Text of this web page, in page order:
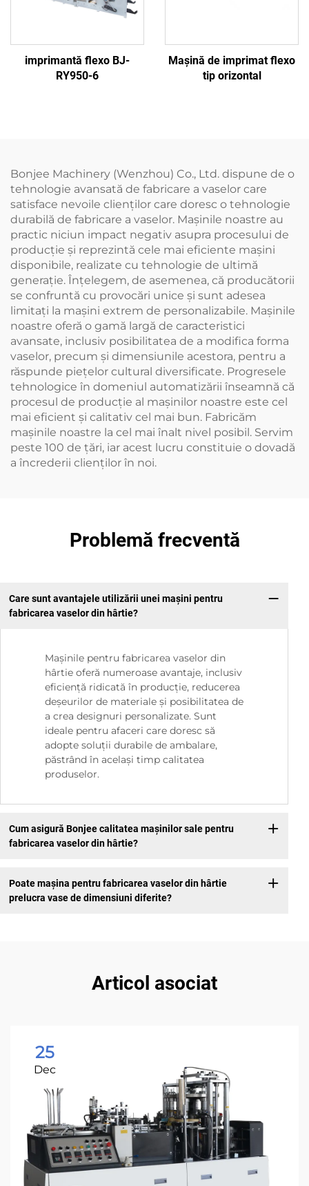
imprimantă flexo BJ-
RY950-6
Mașină de imprimat flexo
tip orizontal
Bonjee Machinery (Wenzhou) Co., Ltd. dispune de o
tehnologie avansată de fabricare a vaselor care
satisface nevoile clienților care doresc o tehnologie
durabilă de fabricare a vaselor. Mașinile noastre au
practic niciun impact negativ asupra procesului de
producție și reprezintă cele mai eficiente mașini
disponibile, realizate cu tehnologie de ultimă
generație. Înțelegem, de asemenea, că producătorii
se confruntă cu provocări unice și sunt adesea
limitați la mașini extrem de personalizabile. Mașinile
noastre oferă o gamă largă de caracteristici
avansate, inclusiv posibilitatea de a modifica forma
vaselor, precum și dimensiunile acestora, pentru a
răspunde piețelor cultural diversificate. Progresele
tehnologice în domeniul automatizării înseamnă că
procesul de producție al mașinilor noastre este cel
mai eficient și calitativ cel mai bun. Fabricăm
mașinile noastre la cel mai înalt nivel posibil. Servim
peste 100 de țări, iar acest lucru constituie o dovadă
a încrederii clienților în noi.
Problemă frecventă
Care sunt avantajele utilizării unei mașini pentru
fabricarea vaselor din hârtie?
Mașinile pentru fabricarea vaselor din
hârtie oferă numeroase avantaje, inclusiv
eficiență ridicată în producție, reducerea
deșeurilor de materiale și posibilitatea de
a crea designuri personalizate. Sunt
ideale pentru afaceri care doresc să
adopte soluții durabile de ambalare,
păstrând în același timp calitatea
produselor.
Cum asigură Bonjee calitatea mașinilor sale pentru
fabricarea vaselor din hârtie?
Poate mașina pentru fabricarea vaselor din hârtie
prelucra vase de dimensiuni diferite?
Articol asociat
25
Dec